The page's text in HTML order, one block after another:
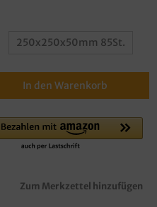
250x250x50mm 85St.
In den Warenkorb
Zum Merkzettel hinzufügen